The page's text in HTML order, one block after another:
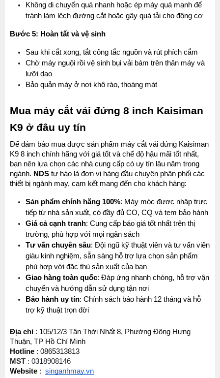
Không di chuyển quá nhanh hoặc ép máy quá mạnh để
tránh làm lệch đường cắt hoặc gây quá tải cho động cơ
Bước 5: Hoàn tất và vệ sinh
Sau khi cắt xong, tắt công tắc nguồn và rút phích cắm
Chờ máy nguội rồi vệ sinh bụi vải bám trên thân máy và
lưỡi dao
Bảo quản máy ở nơi khô ráo, thoáng mát
Mua máy cắt vải đứng 8 inch Kaisiman
K9 ở đâu uy tín
Để đảm bảo mua được sản phẩm máy cắt vải đứng Kaisiman
K9 8 inch chính hãng với giá tốt và chế độ hậu mãi tốt nhất,
bạn nên lựa chọn các nhà cung cấp có uy tín lâu năm trong
ngành. NDS tự hào là đơn vị hàng đầu chuyên phân phối các
thiết bị ngành may, cam kết mang đến cho khách hàng:
Sản phẩm chính hãng 100%: Máy móc được nhập trực
tiếp từ nhà sản xuất, có đầy đủ CO, CQ và tem bảo hành
Giá cả cạnh tranh: Cung cấp báo giá tốt nhất trên thị
trường, phù hợp với mọi ngân sách
Tư vấn chuyên sâu: Đội ngũ kỹ thuật viên và tư vấn viên
giàu kinh nghiệm, sẵn sàng hỗ trợ lựa chọn sản phẩm
phù hợp với đặc thù sản xuất của bạn
Giao hàng toàn quốc: Đáp ứng nhanh chóng, hỗ trợ vận
chuyển và hướng dẫn sử dụng tận nơi
Bảo hành uy tín: Chính sách bảo hành 12 tháng và hỗ
trợ kỹ thuật trọn đời
Địa chỉ : 105/12/3 Tân Thới Nhất 8, Phường Đông Hưng
Thuận, TP Hồ Chí Minh
Hotline : 0865313813
MST : 0318908146
Website : singanhmay.vn
Máy May Bao Cầm Tay: Chọn Máy Chạy Pin Hay
Chạy Điện Tốt Hơn? So Sánh Chi Tiết 2025
Thứ tư, 20/11/2024
Máy May Bao Cầm Tay Chính Hãng – Giá Rẻ,
Bền, Dễ Sử Dụng (Top 3 Nên Mua)
Thứ tư, 20/11/2024
nghiệp của bạn
Thứ năm, 24/10/2024
Tổ Hợp May Nhỏ Mua Linh Kiện Ngành May Ở
Đâu Giá Rẻ Chất Lượng Uy Tín
Thứ bảy, 08/08/2026